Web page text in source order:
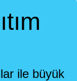
ile büyük